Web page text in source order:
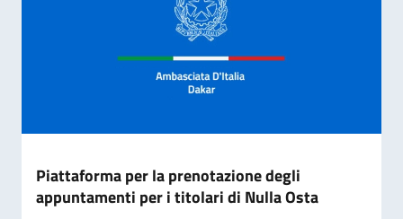
Piattaforma per la prenotazione degli
appuntamenti per i titolari di Nulla Osta